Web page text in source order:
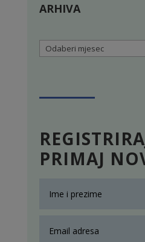
ARHIVA
Arhiva
PRIMAJ